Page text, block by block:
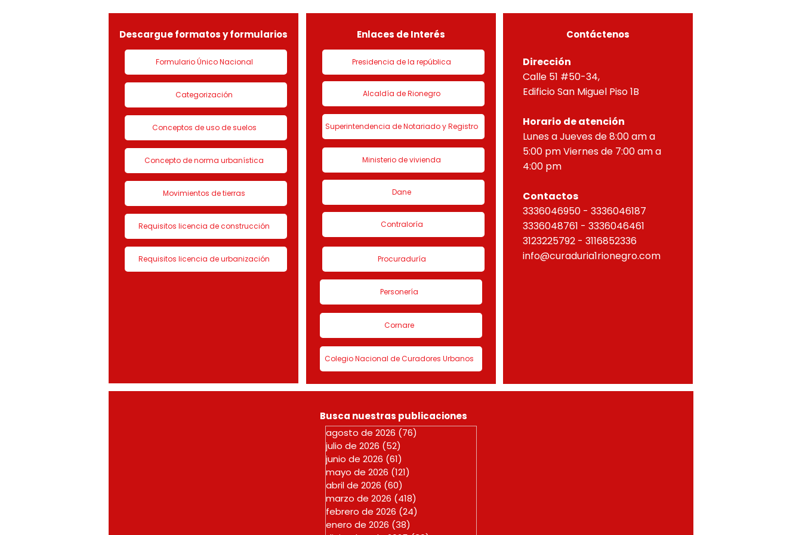
LICENCIA DE CON
de urbanización 1 denominado
HORIZONTAL, correspondien
Descargue formatos y formularios
Formulario Único Nacional
Categorización
Conceptos de uso de suelos
Concepto de norma urbanística
Movimientos de tierras
Requisitos licencia de construcción
Requisitos licencia de urbanización
Enlaces de Interés
Presidencia de la república
Alcaldía de Rionegro
Superintendencia de Notariado y Registro
Ministerio de vivienda
Dane
Contraloría
Procuraduría
Personería
Cornare
Colegio Nacional de Curadores Urbanos
Contáctenos
Dirección
Calle 51 #50-34,
Edificio San Miguel Piso 1B
Horario de atención
Lunes a Jueves de 8:00 am a
5:00 pm Viernes de 7:00 am a
4:00 pm
Contactos
3336046950 - 3336046187
3336048761 - 3336046461
3123225792 - 3116852336
info@curaduria1rionegro.com
Busca nuestras publicaciones
agosto de 2026 (76)
julio de 2026 (52)
junio de 2026 (61)
mayo de 2026 (121)
abril de 2026 (60)
marzo de 2026 (418)
febrero de 2026 (24)
enero de 2026 (38)